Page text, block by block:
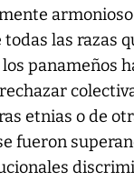
todas las razas
panameños
etnias o de
fueron